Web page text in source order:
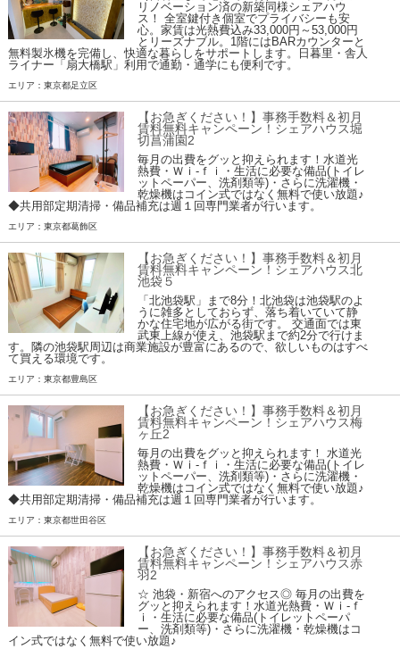
リノベーション済の新築同様シェアハウ
ス！ 全室鍵付き個室でプライバシーも安
心。家賃は光熱費込み33,000円～53,000円
とリーズナブル。1階にはBARカウンターと
無料製氷機を完備し、快適な暮らしをサポートします。日暮里・舎人
ライナー「扇大橋駅」利用で通勤・通学にも便利です。
エリア：東京都足立区
【お急ぎください！】事務手数料＆初月
賃料無料キャンペーン！シェアハウス堀
切菖蒲園2
毎月の出費をグッと抑えられます！水道光
熱費・Ｗｉ-ｆｉ・生活に必要な備品(トイレ
ットペーパー、洗剤類等)・さらに洗濯機・
乾燥機はコイン式ではなく無料で使い放題♪
◆共用部定期清掃・備品補充は週１回専門業者が行います。
エリア：東京都葛飾区
【お急ぎください！】事務手数料＆初月
賃料無料キャンペーン！シェアハウス北
池袋５
「北池袋駅」まで8分！北池袋は池袋駅のよ
うに雑多としておらず、落ち着いていて静
かな住宅地が広がる街です。 交通面では東
武東上線が使え、池袋駅まで約2分で行けま
す。隣の池袋駅周辺は商業施設が豊富にあるので、欲しいものはすべ
て買える環境です。
エリア：東京都豊島区
【お急ぎください！】事務手数料＆初月
賃料無料キャンペーン！シェアハウス梅
ヶ丘2
毎月の出費をグッと抑えられます！ 水道光
熱費・Ｗｉ-ｆｉ・生活に必要な備品(トイレ
ットペーパー、洗剤類等)・さらに洗濯機・
乾燥機はコイン式ではなく無料で使い放題♪
◆共用部定期清掃・備品補充は週１回専門業者が行います。
エリア：東京都世田谷区
【お急ぎください！】事務手数料＆初月
賃料無料キャンペーン！シェアハウス赤
羽2
☆ 池袋・新宿へのアクセス◎ 毎月の出費を
グッと抑えられます！水道光熱費・Ｗｉ-ｆ
ｉ・生活に必要な備品(トイレットペーパ
ー、洗剤類等)・さらに洗濯機・乾燥機はコ
イン式ではなく無料で使い放題♪